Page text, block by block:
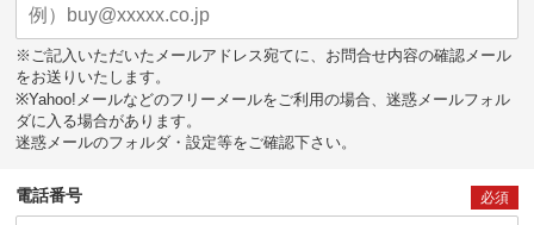
※ご記入いただいたメールアドレス宛てに、お問合せ内容の確認メール
をお送りいたします。
※Yahoo!メールなどのフリーメールをご利用の場合、迷惑メールフォル
ダに入る場合があります。
迷惑メールのフォルダ・設定等をご確認下さい。
電話番号 必須